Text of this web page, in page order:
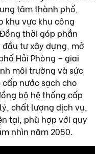
tâm thành phố,
khu vực khu công
thời góp phần
tư xây dựng, mở
Hải Phòng – giai
môi trường và sức
nước sạch cho
bộ hệ thống cấp
chất lượng dịch vụ,
tại, phù hợp với quy
nhìn năm 2050.